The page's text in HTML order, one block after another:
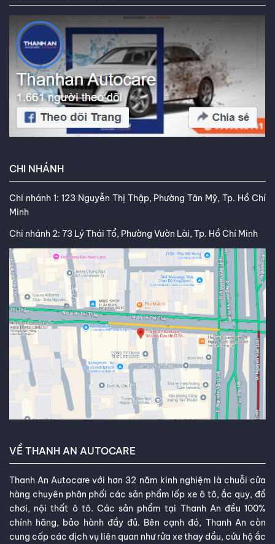
CHI NHÁNH
Chi nhánh 1: 123 Nguyễn Thị Thập, Phường Tân Mỹ, Tp. Hồ Chí
Minh
Chi nhánh 2: 73 Lý Thái Tổ, Phường Vườn Lài, Tp. Hồ Chí Minh
VỀ THANH AN AUTOCARE
Thanh An Autocare với hơn 32 năm kinh nghiệm là chuỗi cửa
hàng chuyên phân phối các sản phẩm lốp xe ô tô, ắc quy, đồ
chơi, nội thất ô tô. Các sản phẩm tại Thanh An đều 100%
chính hãng, bảo hành đầy đủ. Bên cạnh đó, Thanh An còn
cung cấp các dịch vụ liên quan như rửa xe thay dầu, cứu hộ ắc